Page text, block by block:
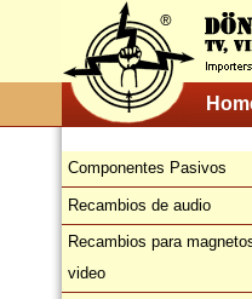
Componentes Pasivos
Recambios de audio
Recambios para
video